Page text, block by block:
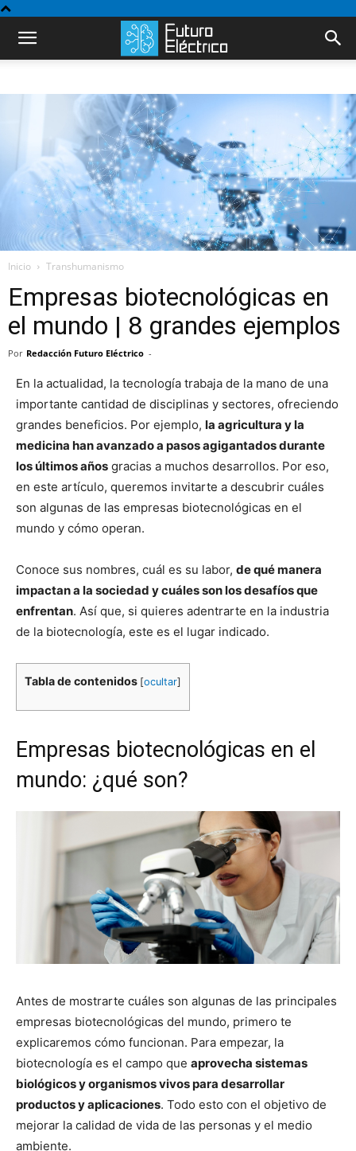
Inicio Transhumanismo
Empresas biotecnológicas en
el mundo | 8 grandes ejemplos
Por Redacción Futuro Eléctrico -
En la actualidad, la tecnología trabaja de la mano de una
importante cantidad de disciplinas y sectores, ofreciendo
grandes beneficios. Por ejemplo, la agricultura y la
medicina han avanzado a pasos agigantados durante
los últimos años gracias a muchos desarrollos. Por eso,
en este artículo, queremos invitarte a descubrir cuáles
son algunas de las empresas biotecnológicas en el
mundo y cómo operan.
Conoce sus nombres, cuál es su labor, de qué manera
impactan a la sociedad y cuáles son los desafíos que
enfrentan. Así que, si quieres adentrarte en la industria
de la biotecnología, este es el lugar indicado.
Tabla de contenidos [ocultar]
Empresas biotecnológicas en el
mundo: ¿qué son?
Antes de mostrarte cuáles son algunas de las principales
empresas biotecnológicas del mundo, primero te
explicaremos cómo funcionan. Para empezar, la
biotecnología es el campo que aprovecha sistemas
biológicos y organismos vivos para desarrollar
productos y aplicaciones. Todo esto con el objetivo de
mejorar la calidad de vida de las personas y el medio
ambiente.